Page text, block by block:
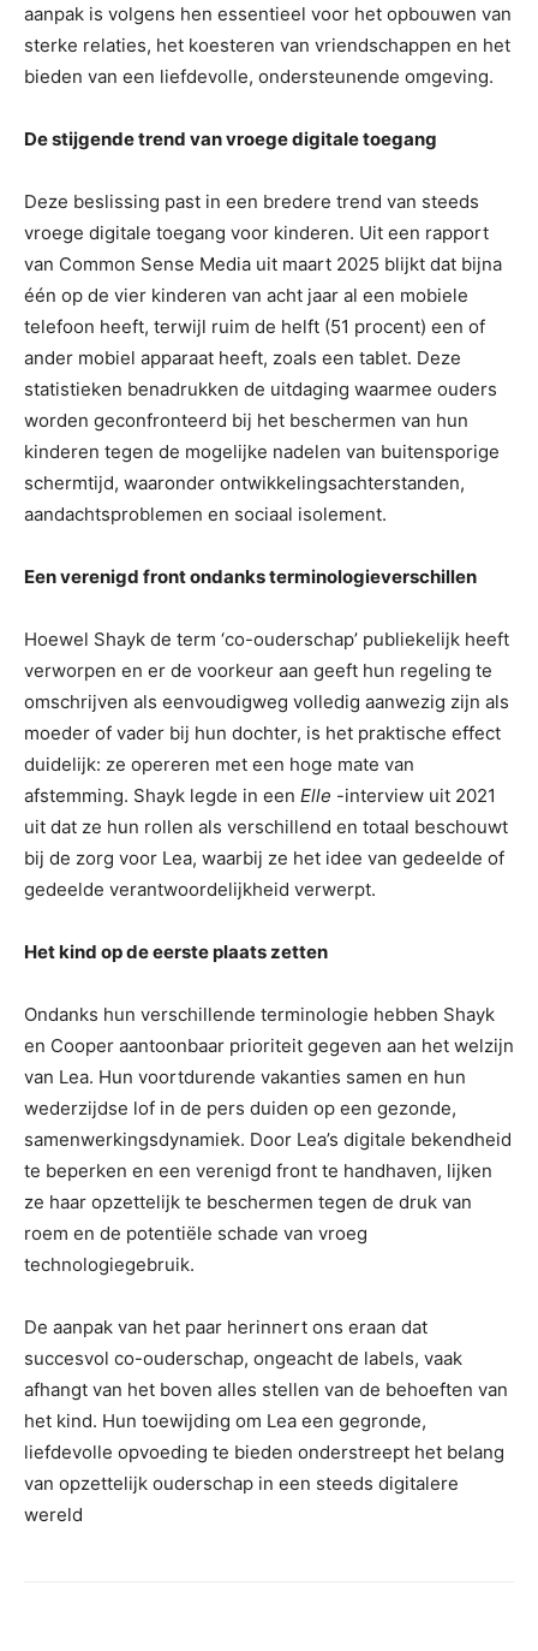
aanpak is volgens hen essentieel voor het opbouwen van
sterke relaties, het koesteren van vriendschappen en het
bieden van een liefdevolle, ondersteunende omgeving.
De stijgende trend van vroege digitale toegang
Deze beslissing past in een bredere trend van steeds
vroege digitale toegang voor kinderen. Uit een rapport
van Common Sense Media uit maart 2025 blijkt dat bijna
één op de vier kinderen van acht jaar al een mobiele
telefoon heeft, terwijl ruim de helft (51 procent) een of
ander mobiel apparaat heeft, zoals een tablet. Deze
statistieken benadrukken de uitdaging waarmee ouders
worden geconfronteerd bij het beschermen van hun
kinderen tegen de mogelijke nadelen van buitensporige
schermtijd, waaronder ontwikkelingsachterstanden,
aandachtsproblemen en sociaal isolement.
Een verenigd front ondanks terminologieverschillen
Hoewel Shayk de term ‘co-ouderschap’ publiekelijk heeft
verworpen en er de voorkeur aan geeft hun regeling te
omschrijven als eenvoudigweg volledig aanwezig zijn als
moeder of vader bij hun dochter, is het praktische effect
duidelijk: ze opereren met een hoge mate van
afstemming. Shayk legde in een Elle -interview uit 2021
uit dat ze hun rollen als verschillend en totaal beschouwt
bij de zorg voor Lea, waarbij ze het idee van gedeelde of
gedeelde verantwoordelijkheid verwerpt.
Het kind op de eerste plaats zetten
Ondanks hun verschillende terminologie hebben Shayk
en Cooper aantoonbaar prioriteit gegeven aan het welzijn
van Lea. Hun voortdurende vakanties samen en hun
wederzijdse lof in de pers duiden op een gezonde,
samenwerkingsdynamiek. Door Lea’s digitale bekendheid
te beperken en een verenigd front te handhaven, lijken
ze haar opzettelijk te beschermen tegen de druk van
roem en de potentiële schade van vroeg
technologiegebruik.
De aanpak van het paar herinnert ons eraan dat
succesvol co-ouderschap, ongeacht de labels, vaak
afhangt van het boven alles stellen van de behoeften van
het kind. Hun toewijding om Lea een gegronde,
liefdevolle opvoeding te bieden onderstreept het belang
van opzettelijk ouderschap in een steeds digitalere
wereld